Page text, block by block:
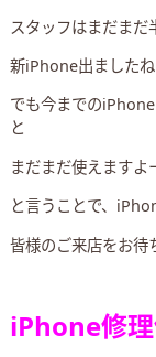
スタッフはまだま
新iPhone出ましたね
でも今までの
と
まだまだ使えますよ
と言うことで、
皆様のご来店をお
iPhone修